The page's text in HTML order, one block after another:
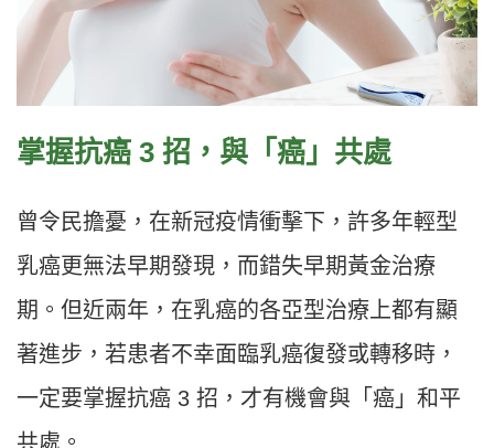
掌握抗癌 3 招，與「癌」共處
曾令民擔憂，在新冠疫情衝擊下，許多年輕型
乳癌更無法早期發現，而錯失早期黃金治療
期。但近兩年，在乳癌的各亞型治療上都有顯
著進步，若患者不幸面臨乳癌復發或轉移時，
一定要掌握抗癌 3 招，才有機會與「癌」和平
共處。